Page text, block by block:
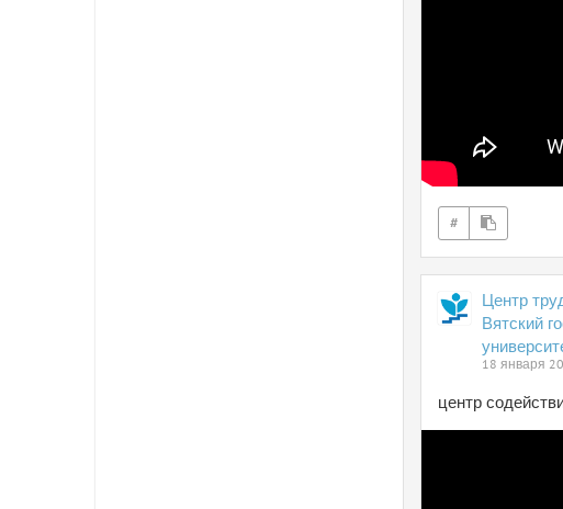
#
Центр
Вятский
18 января
центр